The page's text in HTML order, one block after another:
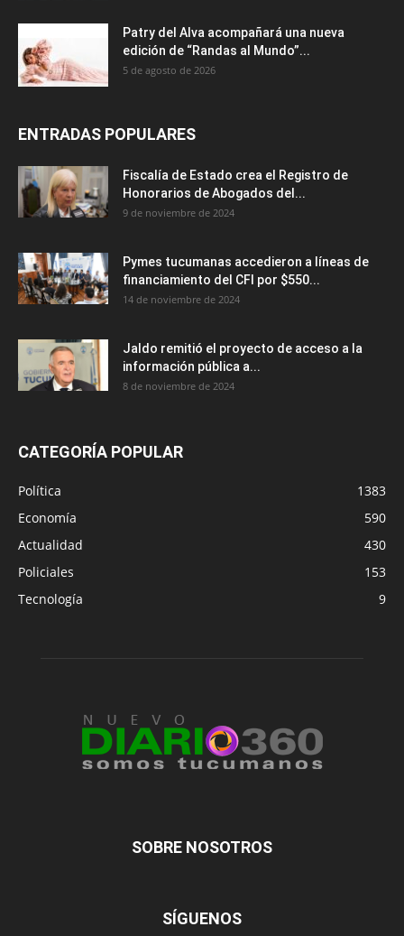
Patry del Alva acompañará una nueva
edición de “Randas al Mundo”...
5 de agosto de 2026
ENTRADAS POPULARES
Fiscalía de Estado crea el Registro de
Honorarios de Abogados del...
9 de noviembre de 2024
Pymes tucumanas accedieron a líneas de
financiamiento del CFI por $550...
14 de noviembre de 2024
Jaldo remitió el proyecto de acceso a la
información pública a...
8 de noviembre de 2024
CATEGORÍA POPULAR
Política
1383
Economía
590
Actualidad
430
Policiales
153
Tecnología
9
SOBRE NOSOTROS
SÍGUENOS